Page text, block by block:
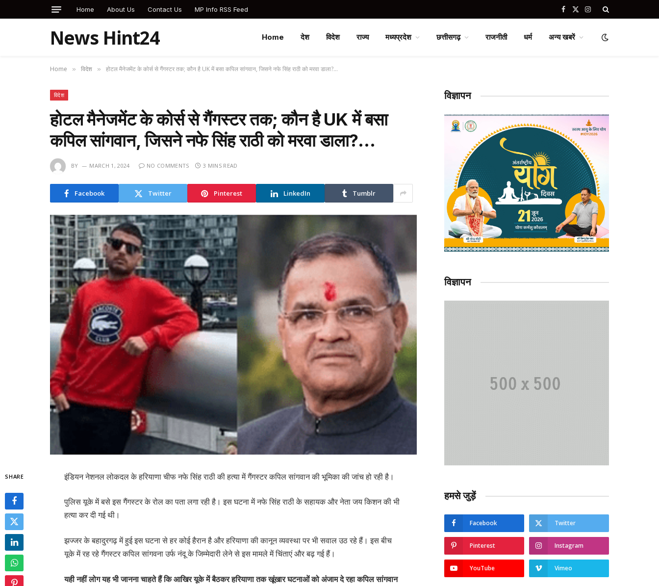
Home About Us Contact Us MP Info RSS Feed Facebook
X
Instagram
News Hint24 Home देश विदेश राज्य मध्यप्रदेश छत्तीसगढ़ राजनीती धर्म अन्य खबरें
Home » विदेश » होटल मैनेजमेंट के कोर्स से गैंगस्टर तक; कौन है UK में बसा कपिल सांगवान, जिसने नफे सिंह राठी को मरवा डाला?…
विदेश
होटल मैनेजमेंट के कोर्स से गैंगस्टर तक; कौन है UK में बसा
कपिल सांगवान, जिसने नफे सिंह राठी को मरवा डाला?…
BY MARCH 1, 2024 NO COMMENTS 3 MINS READ
Facebook Twitter Pinterest LinkedIn Tumblr
SHARE इंडियन नेशनल लोकदल के हरियाणा चीफ नफे सिंह राठी की हत्या में गैंगस्टर कपिल सांगवान की भूमिका की जांच हो रही है।
पुलिस यूके में बसे इस गैंगस्टर के रोल का पता लगा रही है। इस घटना में नफे सिंह राठी के सहायक और नेता जय किशन की भी
हत्या कर दी गई थी।
झज्जर के बहादुरगढ़ में हुई इस घटना से हर कोई हैरान है और हरियाणा की कानून व्यवस्था पर भी सवाल उठ रहे हैं। इस बीच
यूके में रह रहे गैंगस्टर कपिल सांगवना उर्फ नंदू के जिम्मेदारी लेने से इस मामले में चिंताएं और बढ़ गई हैं।
यही नहीं लोग यह भी जानना चाहते हैं कि आखिर यूके में बैठकर हरियाणा तक खूंखार घटनाओं को अंजाम दे रहा कपिल सांगवान
विज्ञापन
विज्ञापन
हमसे जुड़ें
Facebook Twitter
Pinterest Instagram
YouTube Vimeo